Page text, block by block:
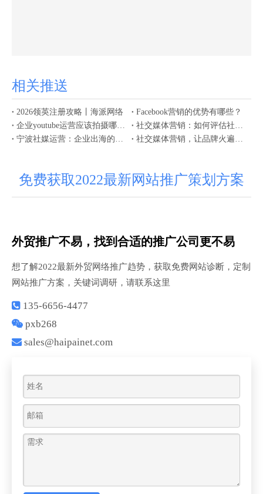
相关推送
2026领英注册攻略丨海派网络
Facebook营销的优势有哪些？
企业youtube运营应该拍摄哪些内容获客
社交媒体营销：如何评估社交媒体营销策略的效果？
宁波社媒运营：企业出海的全新动能
社交媒体营销，让品牌火遍全球！
免费获取2022最新网站推广策划方案
外贸推广不易，找到合适的推广公司更不易
想了解2022最新外贸网络推广趋势，获取免费网站诊断，定制
网站推广方案，关键词调研，请联系这里
 135-6656-4477
 pxb268
 sales@haipainet.com